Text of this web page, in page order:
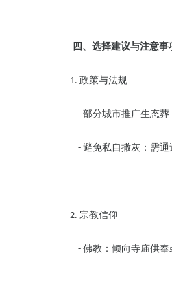
四、选择建议与注意事
1. 政策与法规
- 部分城市推广生态
- 避免私自撒灰：需
2. 宗教信仰
- 佛教：倾向寺庙供